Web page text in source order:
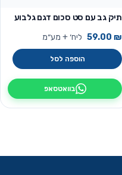
תיק גב עם סט סכום דגם גלבוע
59.00 ₪ ליח׳ + מע״מ
הוספה לסל
בוואטסאפ